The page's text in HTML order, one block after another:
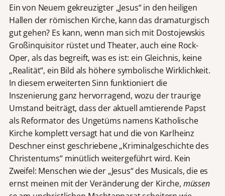
Ein von Neuem gekreuzigter „Jesus“ in den heiligen
Hallen der römischen Kirche, kann das dramaturgisch
gut gehen? Es kann, wenn man sich mit Dostojewskis
Großinquisitor rüstet und Theater, auch eine Rock-
Oper, als das begreift, was es ist: ein Gleichnis, keine
„Realität“, ein Bild als höhere symbolische Wirklichkeit.
In diesem erweiterten Sinn funktioniert die
Inszenierung ganz hervorragend, wozu der traurige
Umstand beiträgt, dass der aktuell amtierende Papst
als Reformator des Ungetüms namens Katholische
Kirche komplett versagt hat und die von Karlheinz
Deschner einst geschriebene „Kriminalgeschichte des
Christentums“ minütlich weitergeführt wird. Kein
Zweifel: Menschen wie der „Jesus“ des Musicals, die es
ernst meinen mit der Veränderung der Kirche, müssen